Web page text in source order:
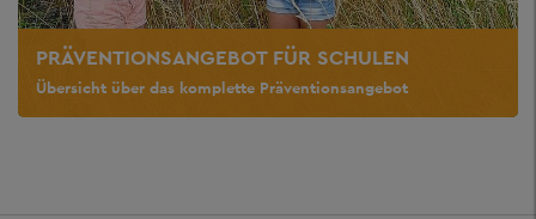
PRÄVENTIONSANGEBOT FÜR SCHULEN
Übersicht über das komplette Präventionsangebot